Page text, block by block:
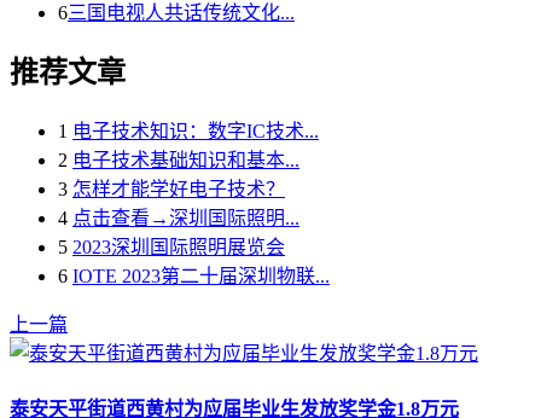
6三国电视人共话传统文化...
推荐文章
1 电子技术知识：数字IC技术...
2 电子技术基础知识和基本...
3 怎样才能学好电子技术？
4 点击查看→深圳国际照明...
5 2023深圳国际照明展览会
6 IOTE 2023第二十届深圳物联...
上一篇
泰安天平街道西黄村为应届毕业生发放奖学金1.8万元